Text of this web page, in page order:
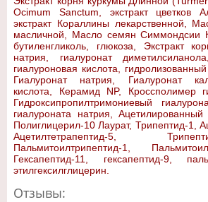
Ocimum Sanctum, экстракт цветков
экстракт Кораллины лекарственной,
масличной, Масло семян Симмондсии
бутиленгликоль, глюкоза, Экстракт
натрия, гиалуронат
гиалуроновая кислота,
Гиалуронат натрия, Гиалуронат
кислота, Керамид NP, Кроссполимер
Гидроксипропилтримониевый
гиалуроната натрия, Ацетилированный
Полиглицерил-10 Лаурат, Трипептид-1,
Ацетилтетрапептид-5,
Пальмитоилтрипептид-1,
Гексапептид-11, гексапептид-9,
этилгексилглицерин.
Отзывы: